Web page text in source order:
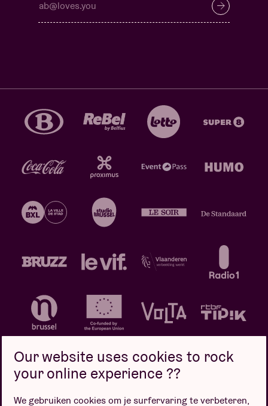
Privacybeleid Cookiebeleid Verkoopsvoorwaarden
Our website uses cookies to rock
your online experience ??
We gebruiken cookies om je surfervaring te verbeteren,